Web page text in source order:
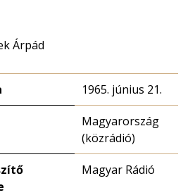
Árpád
1965. június 21.
Magyarország
(közrádió)
Magyar Rádió